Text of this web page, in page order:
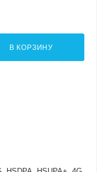
В КОРЗИНУ